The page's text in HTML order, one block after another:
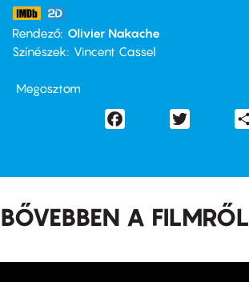
Rendező Olivier Nakache
Színészek
Vincent Cassel
Megosztom
Facebook
BŐVEBBEN A FILMRŐL